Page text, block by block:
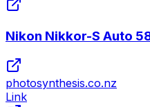
Nikon Nikkor-S Auto
photosynthesis.co.nz
Link